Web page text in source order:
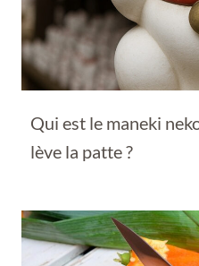
Qui est le maneki
lève la patte ?